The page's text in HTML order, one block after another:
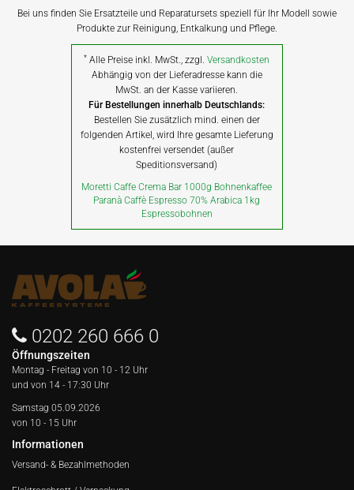
Bei uns finden Sie Ersatzteile und Reparatursets speziell für Ihr Modell sowie
Produkte zur Reinigung, Entkalkung und Pflege.
* Alle Preise inkl. MwSt., zzgl.Versandkosten
Abhängig von der Lieferadresse kann die
MwSt. an der Kasse variieren.
Für Bestellungen innerhalb Deutschlands:
Bestellen Sie zusätzlich mind. einen der
folgenden Artikel, wird Ihre gesamte Lieferung
kostenfrei versendet (außer
Speditionsversand)
Moretti Caffe Crema Bar 1000g Bohnenkaffee
Paranà Caffè Espresso 70% Arabica 1kg
Espressobohnen
0202 260 666 0
Öffnungszeiten
Montag - Freitag von 10 - 12 Uhr
und von 14 - 17:30 Uhr
Samstag 05.09.2026
von 10 - 15 Uhr
Informationen
Versand- & Bezahlmethoden